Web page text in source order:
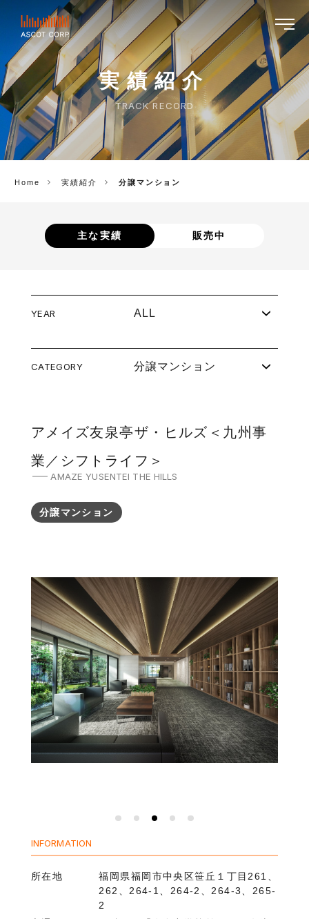
ASCOT
CORP.
実績紹介
TRACK RECORD
主な実績 販売中
Home 実績紹介 分譲マンション
YEAR ALL
CATEGORY 分譲マンション
アメイズ友泉亭ザ・ヒルズ＜九州事
業／シフトライフ＞
AMAZE YUSENTEI THE HILLS
分譲マンション
INFORMATION
所在地
福岡県福岡市中央区笹丘１丁目261、
262、264-1、264-2、264-3、265-
2